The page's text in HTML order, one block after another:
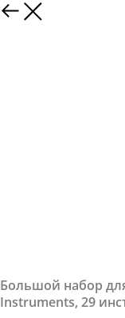
Большой набор
Instruments, 29